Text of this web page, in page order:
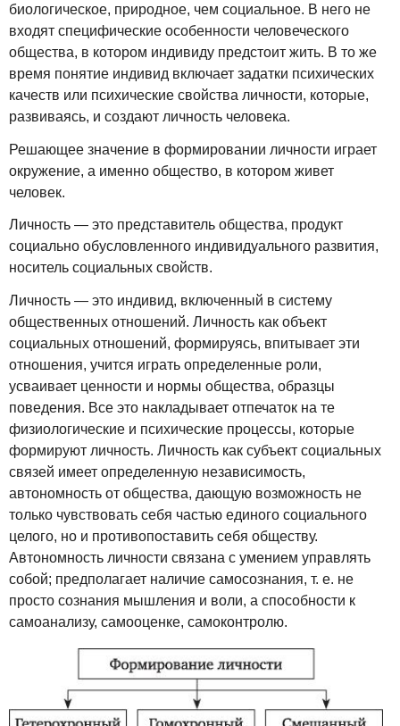
биологическое, природное, чем социальное. В него не
входят специфические особенности человеческого
общества, в котором индивиду предстоит жить. В то же
время понятие индивид включает задатки психических
качеств или психические свойства личности, которые,
развиваясь, и создают личность человека.
Решающее значение в формировании личности играет
окружение, а именно общество, в котором живет
человек.
Личность — это представитель общества, продукт
социально обусловленного индивидуального развития,
носитель социальных свойств.
Личность — это индивид, включенный в систему
общественных отношений. Личность как объект
социальных отношений, формируясь, впитывает эти
отношения, учится играть определенные роли,
усваивает ценности и нормы общества, образцы
поведения. Все это накладывает отпечаток на те
физиологические и психические процессы, которые
формируют личность. Личность как субъект социальных
связей имеет определенную независимость,
автономность от общества, дающую возможность не
только чувствовать себя частью единого социального
целого, но и противопоставить себя обществу.
Автономность личности связана с умением управлять
собой; предполагает наличие самосознания, т. е. не
просто сознания мышления и воли, а способности к
самоанализу, самооценке, самоконтролю.